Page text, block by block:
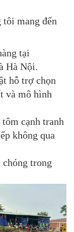
tôi mang đến
tại
Hà Nội.
hỗ trợ chọn
và mô hình
cạnh tranh
không qua
trong